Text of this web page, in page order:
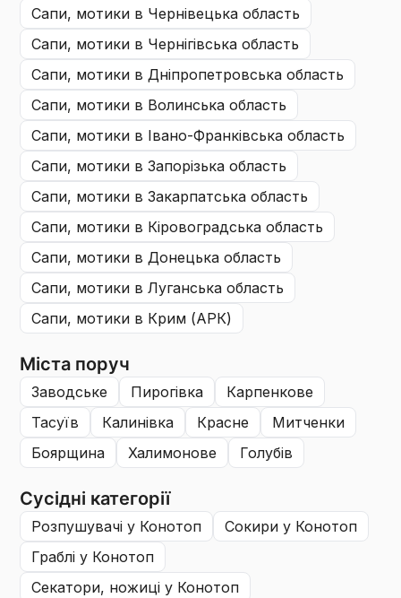
сапи, мотики в Чернівецька область
сапи, мотики в Чернігівська область
сапи, мотики в Дніпропетровська область
сапи, мотики в Волинська область
сапи, мотики в Івано-Франківська область
сапи, мотики в Запорізька область
сапи, мотики в Закарпатська область
сапи, мотики в Кіровоградська область
сапи, мотики в Донецька область
сапи, мотики в Луганська область
сапи, мотики в Крим (АРК)
Міста поруч
заводське пирогівка
карпенкове
тасуїв
калинівка красне
митченки
боярщина
халимонове голубів
Сусідні категорії
розпушувачі у Конотоп сокири у Конотоп
граблі у Конотоп
секатори, ножиці у Конотоп